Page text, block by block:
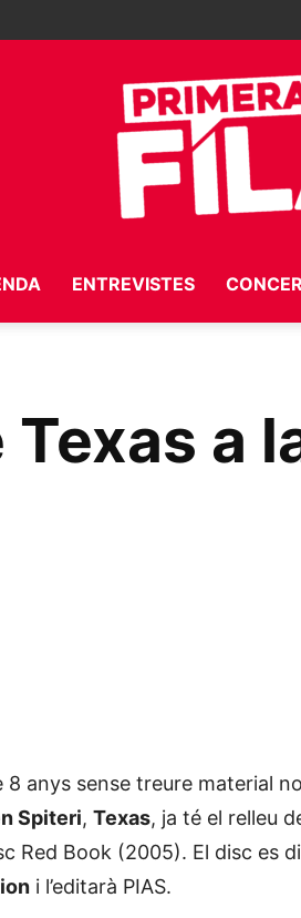
Fila
ENTREVISTES
a
8 anys sense treure material
Spiteri, Texas, ja té el relleu
Red Book (2005). El disc es
i l’editarà PIAS.